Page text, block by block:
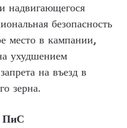
надвигающегося
безопасность
место в кампании,
ухудшением
на въезд в
зерна.
ПиС